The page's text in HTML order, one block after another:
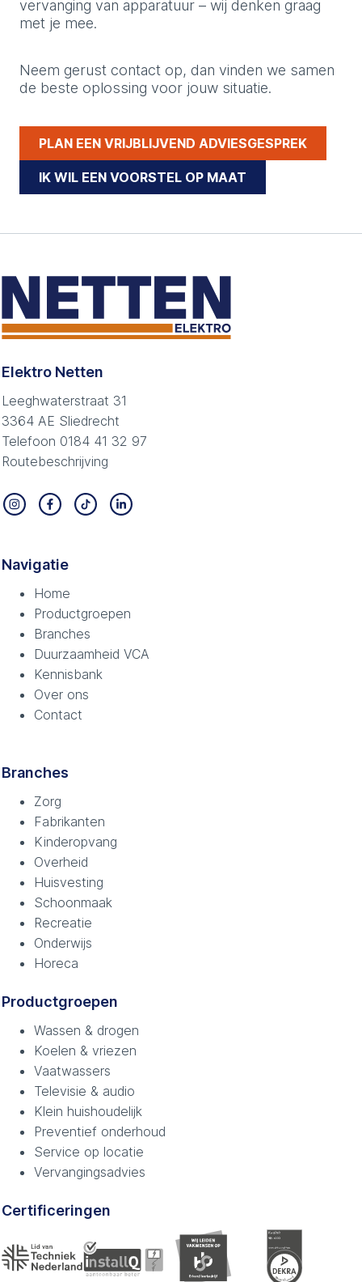
vervanging van apparatuur – wij denken graag
met je mee.
Neem gerust contact op, dan vinden we samen
de beste oplossing voor jouw situatie.
PLAN EEN VRIJBLIJVEND ADVIESGESPREK
IK WIL EEN VOORSTEL OP MAAT
Elektro Netten
Leeghwaterstraat 31
3364 AE Sliedrecht
Telefoon 0184 41 32 97
Routebeschrijving
Navigatie
Home
Productgroepen
Branches
Duurzaamheid VCA
Kennisbank
Over ons
Contact
Branches
Zorg
Fabrikanten
Kinderopvang
Overheid
Huisvesting
Schoonmaak
Recreatie
Onderwijs
Horeca
Productgroepen
Wassen & drogen
Koelen & vriezen
Vaatwassers
Televisie & audio
Klein huishoudelijk
Preventief onderhoud
Service op locatie
Vervangingsadvies
Certificeringen